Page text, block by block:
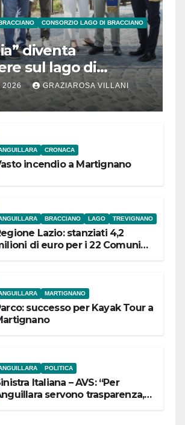
CONSORZIO LAGO DI BRACCIANO
diventa
sul lago di
ieri
2026 GRAZIAROSA VILLANI
CRONACA
incendio a Martignano
BRACCIANO LAGO TREVIGNANO
Lazio: stanziati 4,2
di euro per i 22 Comuni
MARTIGNANO
successo per Kayak Tour a
POLITICA
Italiana – AVS: “Per
servono trasparenza,